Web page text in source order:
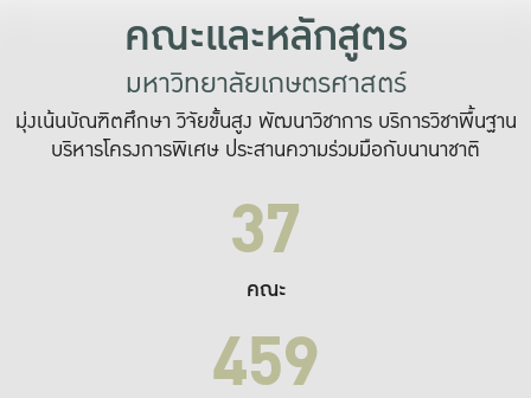
คณะและหลักสูตร
มหาวิทยาลัยเกษตรศาสตร์
มุ่งเน้นบัณฑิตศึกษา วิจัยขั้นสูง พัฒนาวิชาการ บริการวิชาพื้นฐาน
บริหารโครงการพิเศษ ประสานความร่วมมือกับนานาชาติ
37
คณะ
459